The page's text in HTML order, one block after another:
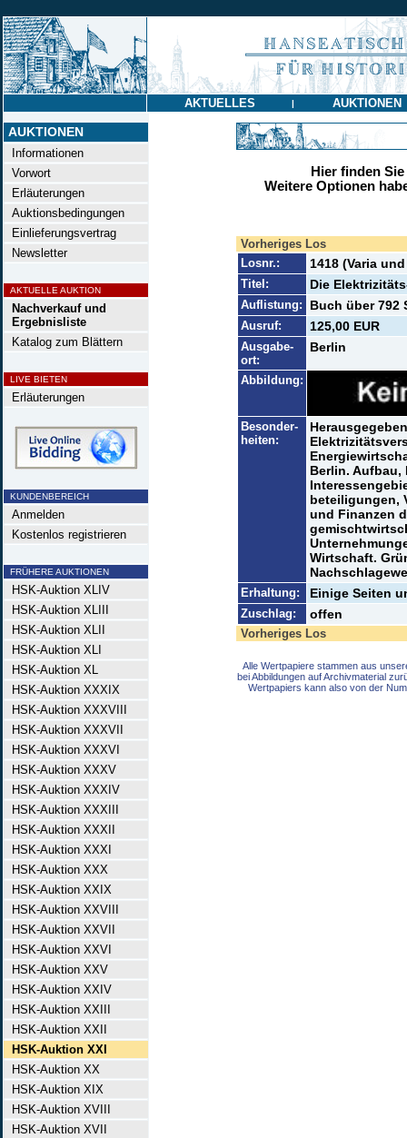
AKTUELLES | AUKTIONEN
AUKTIONEN
Informationen
Vorwort
Erläuterungen
Auktionsbedingungen
Einlieferungsvertrag
Newsletter
AKTUELLE AUKTION
Nachverkauf und
Ergebnisliste
Katalog zum Blättern
LIVE BIETEN
Erläuterungen
KUNDENBEREICH
Anmelden
Kostenlos registrieren
FRÜHERE AUKTIONEN
HSK-Auktion XLIV
HSK-Auktion XLIII
HSK-Auktion XLII
HSK-Auktion XLI
HSK-Auktion XL
HSK-Auktion XXXIX
HSK-Auktion XXXVIII
HSK-Auktion XXXVII
HSK-Auktion XXXVI
HSK-Auktion XXXV
HSK-Auktion XXXIV
HSK-Auktion XXXIII
HSK-Auktion XXXII
HSK-Auktion XXXI
HSK-Auktion XXX
HSK-Auktion XXIX
HSK-Auktion XXVIII
HSK-Auktion XXVII
HSK-Auktion XXVI
HSK-Auktion XXV
HSK-Auktion XXIV
HSK-Auktion XXIII
HSK-Auktion XXII
HSK-Auktion XXI
HSK-Auktion XX
HSK-Auktion XIX
HSK-Auktion XVIII
HSK-Auktion XVII
Hier finden
Weitere Optionen
Vorheriges Los
Losnr.:
1418 (Varia
Titel: Die
Auflistung: Buch über 792
Ausruf: 125,00 EUR
Ausgabe-
ort:
Berlin
Abbildung:
Besonder-
heiten:
Berlin. Aufbau,
beteiligungen,
und Finanzen
Wirtschaft.
Erhaltung: Einige Seiten
Zuschlag: offen
Vorheriges Los
Alle Wertpapiere stammen aus
bei Abbildungen auf Archivmaterial
Wertpapiers kann also von der